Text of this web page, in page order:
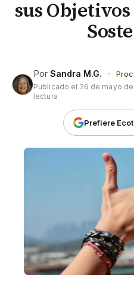
sus
Por Sandra M.G. ·
Publicado el 26 de mayo
lectura
Prefiere